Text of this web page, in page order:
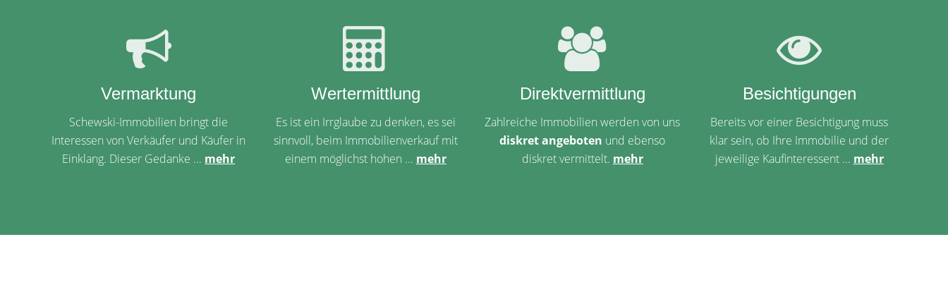
Vermarktung
Schewski-Immobilien bringt die
Interessen von Verkäufer und Käufer in
Einklang. Dieser Gedanke ... mehr
Wertermittlung
Es ist ein Irrglaube zu denken, es sei
sinnvoll, beim Immobilienverkauf mit
einem möglichst hohen ... mehr
Direktvermittlung
Zahlreiche Immobilien werden von uns
diskret angeboten und ebenso
diskret vermittelt. mehr
Besichtigungen
Bereits vor einer Besichtigung muss
klar sein, ob Ihre Immobilie und der
jeweilige Kaufinteressent ... mehr